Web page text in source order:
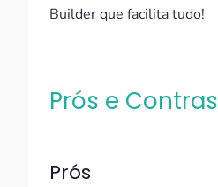
Builder que facilita tudo!
Prós e Contras
Prós